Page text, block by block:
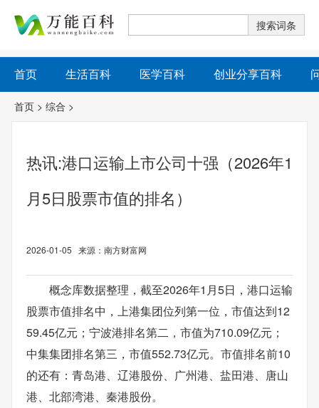
首页 生活百科 医学百科 创业分享百科
首页 > 综合 >
热讯:港口运输上市公司十强（2026年1
月5日股票市值的排名）
2026-01-05 来源：南方财富网
概念库数据整理，截至2026年1月5日，港口运输
股票市值排名中，上港集团位列第一位，市值达到12
59.45亿元；宁波港排名第二，市值为710.09亿元；
中集集团排名第三，市值552.73亿元。市值排名前10
的还有：青岛港、辽港股份、广州港、盐田港、唐山
港、北部湾港、秦港股份。